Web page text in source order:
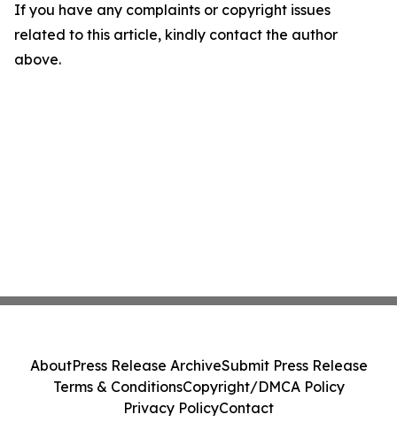
If you have any complaints or copyright issues
related to this article, kindly contact the author
above.
AboutPress Release ArchiveSubmit Press Release
Terms & ConditionsCopyright/DMCA Policy
Privacy PolicyContact